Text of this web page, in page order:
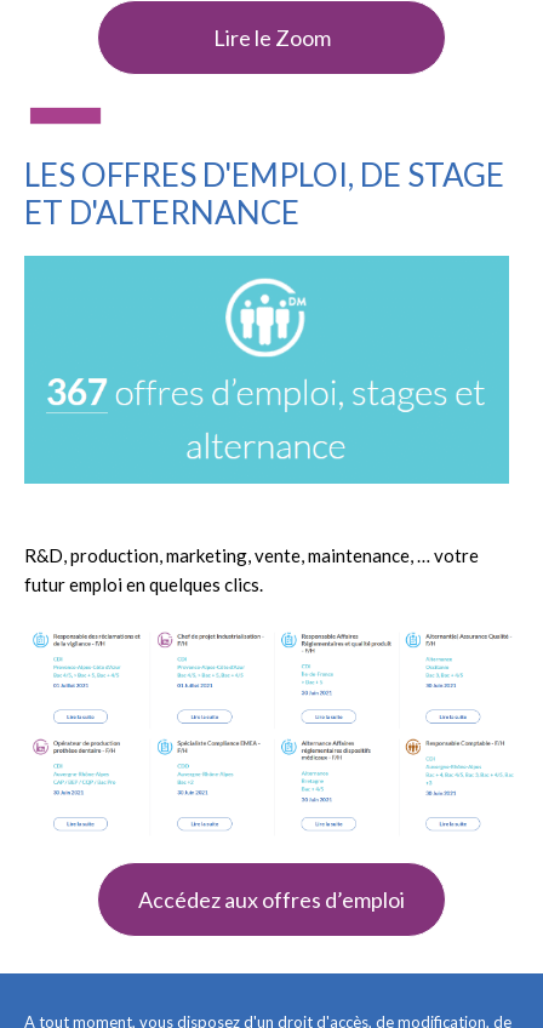
Lire le Zoom
LES OFFRES D'EMPLOI, DE STAGE
ET D'ALTERNANCE
R&D, production, marketing, vente, maintenance, … votre
futur emploi en quelques clics.
Accédez aux offres d’emploi
A tout moment, vous disposez d'un droit d'accès, de modification, de